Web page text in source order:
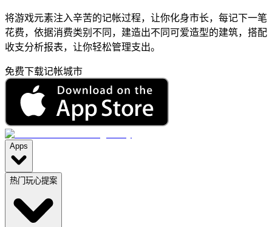
将游戏元素注入辛苦的记帐过程，让你化身市长，每记下一笔
花费，依据消费类别不同，建造出不同可爱造型的建筑，搭配
收支分析报表，让你轻松管理支出。
免费下载记帐城市
Apps
热门玩心提案